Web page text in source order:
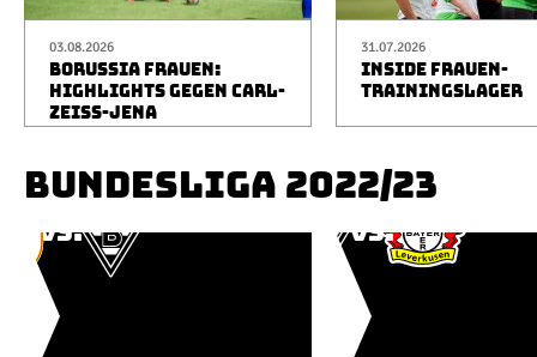
03.08.2026
BORUSSIA FRAUEN:
HIGHLIGHTS GEGEN CARL-
ZEISS-JENA
31.07.2026
INSIDE FRAUEN-
TRAININGSLAGER
BUNDESLIGA 2022/23